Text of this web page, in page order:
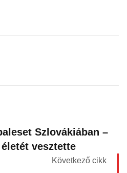
Szlovákiában –
vesztette
Következő cikk